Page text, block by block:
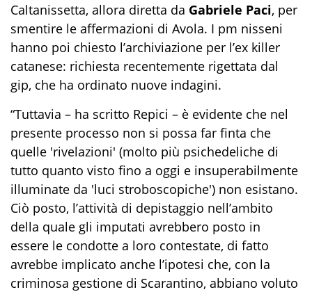
Caltanissetta, allora diretta da Gabriele Paci, per
smentire le affermazioni di Avola. I pm nisseni
hanno poi chiesto l’archiviazione per l’ex killer
catanese: richiesta recentemente rigettata dal
gip, che ha ordinato nuove indagini.
“Tuttavia – ha scritto Repici – è evidente che nel
presente processo non si possa far finta che
quelle 'rivelazioni' (molto più psichedeliche di
tutto quanto visto fino a oggi e insuperabilmente
illuminate da 'luci stroboscopiche') non esistano.
Ciò posto, l’attività di depistaggio nell’ambito
della quale gli imputati avrebbero posto in
essere le condotte a loro contestate, di fatto
avrebbe implicato anche l’ipotesi che, con la
criminosa gestione di Scarantino, abbiano voluto